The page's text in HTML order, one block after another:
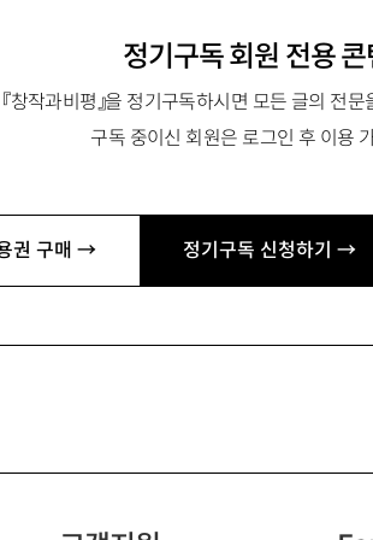
정기구독 회원 전용
『창작과비평』을 정기구독하시면 모든 글의 전
구독 중이신 회원은 로그인 후 이용
권 구매 → 정기구독 신청하기 →